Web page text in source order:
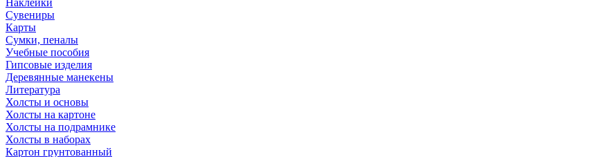
Наклейки
Сувениры
Карты
Сумки, пеналы
Учебные пособия
Гипсовые изделия
Деревянные манекены
Литература
Холсты и основы
Холсты на картоне
Холсты на подрамнике
Холсты в наборах
Картон грунтованный